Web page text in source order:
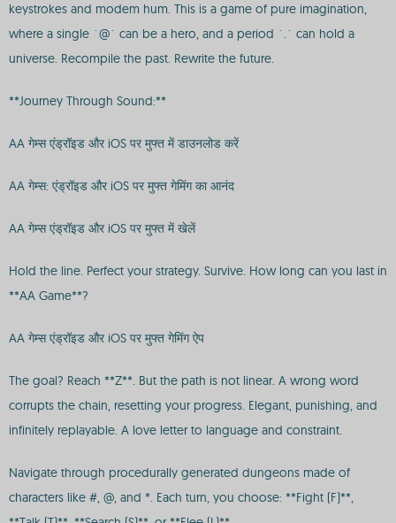
keystrokes and modem hum. This is a game of pure imagination,
where a single `@` can be a hero, and a period `.` can hold a
universe. Recompile the past. Rewrite the future.
**Journey Through Sound:**
AA गेम्स एंड्रॉइड और iOS पर मुफ्त में डाउनलोड करें
AA गेम्स: एंड्रॉइड और iOS पर मुफ्त गेमिंग का आनंद
AA गेम्स एंड्रॉइड और iOS पर मुफ्त में खेलें
Hold the line. Perfect your strategy. Survive. How long can you last in
**AA Game**?
AA गेम्स एंड्रॉइड और iOS पर मुफ्त गेमिंग ऐप
The goal? Reach **Z**. But the path is not linear. A wrong word
corrupts the chain, resetting your progress. Elegant, punishing, and
infinitely replayable. A love letter to language and constraint.
Navigate through procedurally generated dungeons made of
characters like #, @, and *. Each turn, you choose: **Fight (F)**,